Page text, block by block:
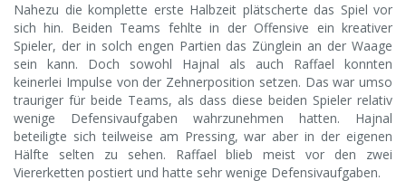
Nahezu die komplette erste Halbzeit plätscherte das Spiel vor
sich hin. Beiden Teams fehlte in der Offensive ein kreativer
Spieler, der in solch engen Partien das Zünglein an der Waage
sein kann. Doch sowohl Hajnal als auch Raffael konnten
keinerlei Impulse von der Zehnerposition setzen. Das war umso
trauriger für beide Teams, als dass diese beiden Spieler relativ
wenige Defensivaufgaben wahrzunehmen hatten. Hajnal
beteiligte sich teilweise am Pressing, war aber in der eigenen
Hälfte selten zu sehen. Raffael blieb meist vor den zwei
Viererketten postiert und hatte sehr wenige Defensivaufgaben.